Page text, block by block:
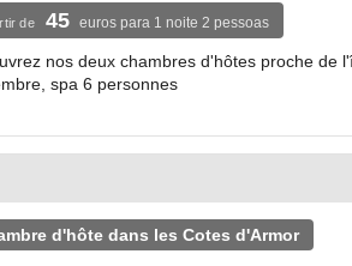
de 45 euros para 1 noite 2 pessoas
nos deux chambres d'hôtes proche de
spa 6 personnes
d'hôte dans les Cotes d'Armor